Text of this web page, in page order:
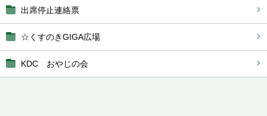
出席停止連絡票
☆くすのきGIGA広場
KDC おやじの会